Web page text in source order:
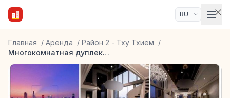
Главная / Аренда / Район 2 - Тху Тхием /
Многокомнатная дуплекс в ЖК Empire City